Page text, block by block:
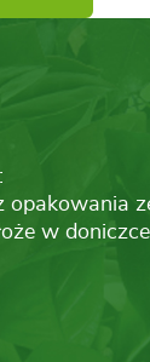
opakowania
w